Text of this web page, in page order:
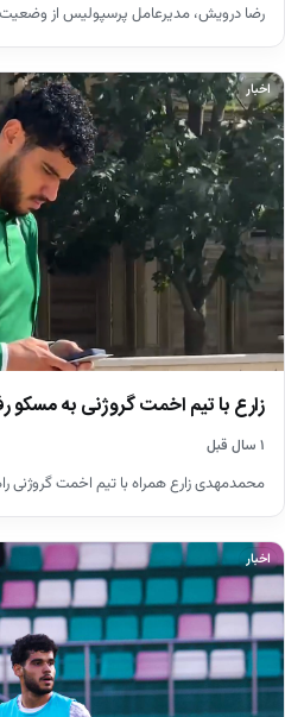
رضا درویش، مدیرعامل پرسپولیس از
اخبار
زارع با تیم اخمت گروژنی به مسکو
۱ سال قبل
محمدمهدی زارع همراه با تیم اخمت
اخبار